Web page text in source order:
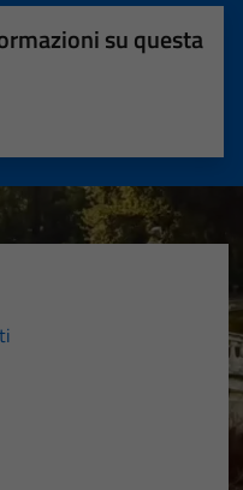
su questa
5